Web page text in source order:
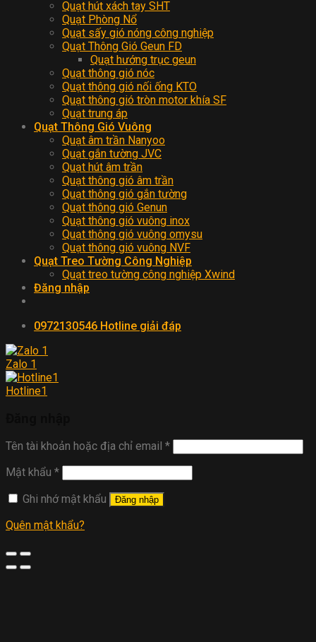
Quạt hút xách tay SHT
Quạt Phòng Nổ
Quạt sấy gió nóng công nghiệp
Quạt Thông Gió Geun FD
Quạt hướng trục geun
Quạt thông gió nóc
Quạt thông gió nối ống KTO
Quạt thông gió tròn motor khía SF
Quạt trung áp
Quạt Thông Gió Vuông
Quạt âm trần Nanyoo
Quạt gắn tường JVC
Quạt hút âm trần
Quạt thông gió âm trần
Quạt thông gió gắn tường
Quạt thông gió Genun
Quạt thông gió vuông inox
Quạt thông gió vuông omysu
Quạt thông gió vuông NVF
Quạt Treo Tường Công Nghiệp
Quạt treo tường công nghiệp Xwind
Đăng nhập
0972130546 Hotline giải đáp
Zalo 1
Hotline1
Tên tài khoản hoặc địa chỉ email *
Mật khẩu *
Ghi nhớ mật khẩu
Đăng nhập
Quên mật khẩu?